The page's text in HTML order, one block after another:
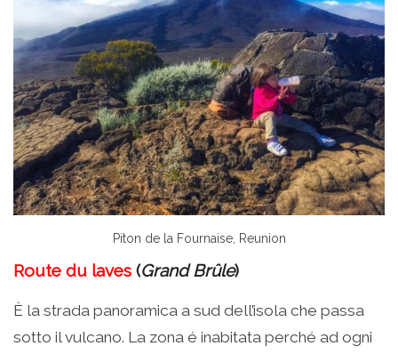
Piton de la Fournaise, Reunion
Route du laves (Grand Brûle)
È la strada panoramica a sud dell’isola che passa
sotto il vulcano. La zona é inabitata perché ad ogni